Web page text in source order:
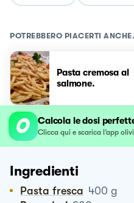
POTREBBERO PIACERTI
Pasta cremosa al
salmone.
Calcola le dosi
Clicca qui e scarica l’app
Ingredienti
Pasta fresca 400 g